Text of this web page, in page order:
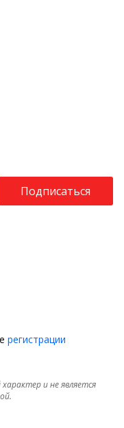
Подписаться
регистрации
и не является